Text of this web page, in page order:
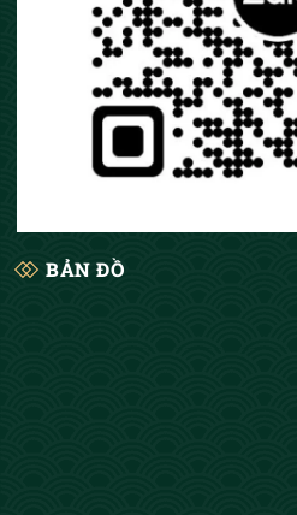
BẢN ĐỒ